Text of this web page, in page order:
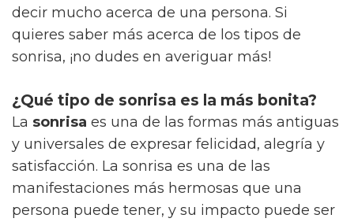
decir mucho acerca de una persona. Si
quieres saber más acerca de los tipos de
sonrisa, ¡no dudes en averiguar más!
¿Qué tipo de sonrisa es la más bonita?
La sonrisa es una de las formas más antiguas
y universales de expresar felicidad, alegría y
satisfacción. La sonrisa es una de las
manifestaciones más hermosas que una
persona puede tener, y su impacto puede ser